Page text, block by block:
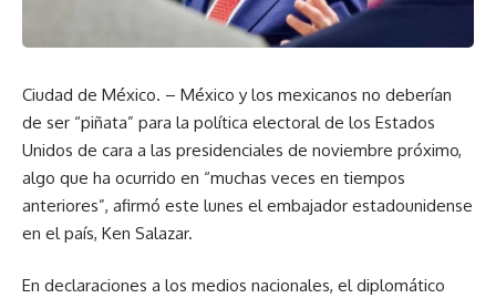
Ciudad de México. – México y los mexicanos no deberían
de ser “piñata” para la política electoral de los Estados
Unidos de cara a las presidenciales de noviembre próximo,
algo que ha ocurrido en “muchas veces en tiempos
anteriores”, afirmó este lunes el embajador estadounidense
en el país, Ken Salazar.
En declaraciones a los medios nacionales, el diplomático